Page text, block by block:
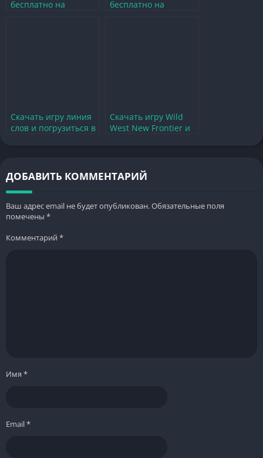
бесплатно на
бесплатно на
Скачать игру линия
слов и погрузиться в
Скачать игру Wild
West New Frontier и
ДОБАВИТЬ КОММЕНТАРИЙ
Ваш адрес email не будет опубликован.Обязательные поля
помечены *
Комментарий*
Имя *
Email*